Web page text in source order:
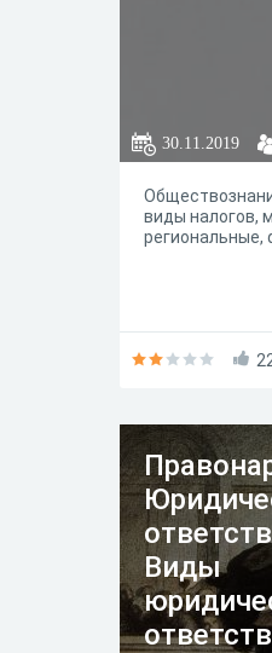
30.11.2019
виды налогов,
Виды